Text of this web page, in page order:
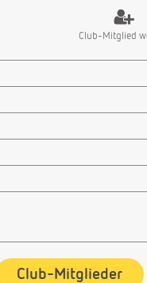
Club-Mitglied
Club-Mitglieder